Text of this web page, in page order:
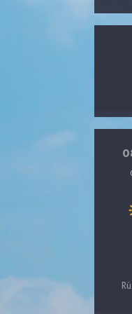
TÜRKİYE'DE